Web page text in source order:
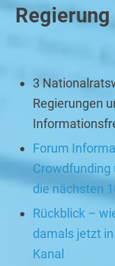
3
Regierungen
Forum
Crowdfunding
die nächsten
Rückblick –
damals jetzt
Kanal